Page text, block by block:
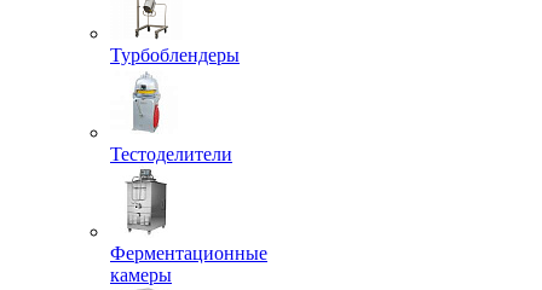
Турбоблендеры
Тестоделители
Ферментационные
камеры